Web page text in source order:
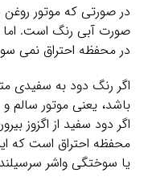
در صورتی که موتور
صورت آبی رنگ است.
در محفظه احتراق نمی
اگر رنگ دود به سفیدی
باشد، یعنی موتور سالم
اگر دود سفید از اگزوز
محفظه احتراق است که
یا سوختگی واشر